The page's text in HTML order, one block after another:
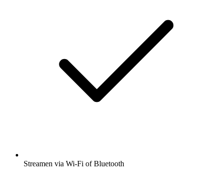
Streamen via Wi-Fi of Bluetooth